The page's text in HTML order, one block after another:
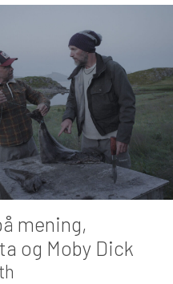
mening,
og Moby Dick